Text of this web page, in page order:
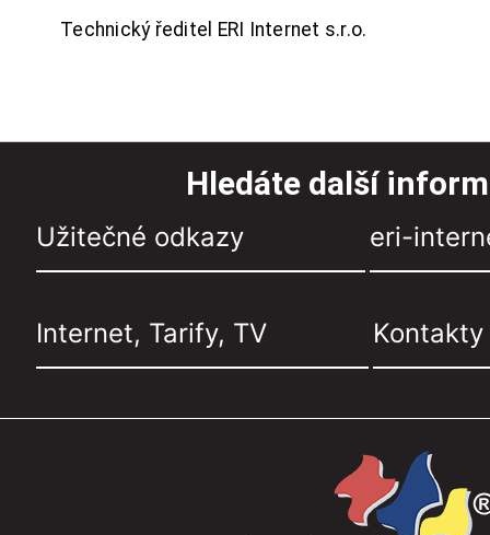
Technický ředitel ERI Internet s.r.o.
Hledáte další
Užitečné odkazy eri-
Internet, Tarify, TV Kontakty